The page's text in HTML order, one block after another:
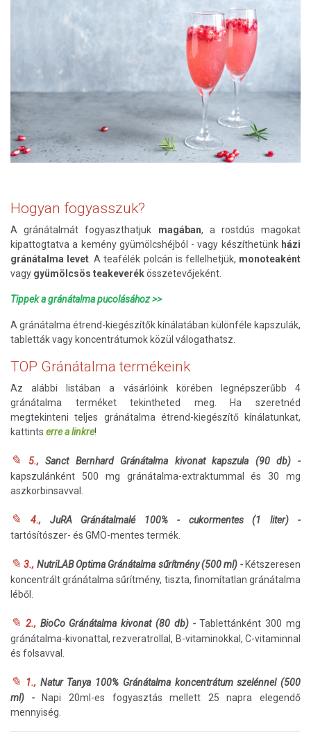
Hogyan fogyasszuk?
A gránátalmát fogyaszthatjuk magában, a rostdús magokat
kipattogtatva a kemény gyümölcshéjból - vagy készíthetünk házi
gránátalma levet. A teafélék polcán is fellelhetjük, monoteaként
vagy gyümölcsös teakeverékösszetevőjeként.
Tippek a gránátalma pucolásához >>
A gránátalma étrend-kiegészítők kínálatában különféle kapszulák,
tabletták vagy koncentrátumok közül válogathatsz.
TOP Gránátalma termékeink
Az alábbi listában a vásárlóink körében legnépszerűbb 4
gránátalma terméket tekintheted meg. Ha szeretnéd
megtekinteni teljes gránátalma étrend-kiegészítő kínálatunkat,
kattints erre a linkre!
✎ 5.,
Sanct Bernhard Gránátalma kivonat kapszula (90 db) -
kapszulánként 500 mg gránátalma-extraktummal és 30 mg
aszkorbinsavval.
✎ 4.,
JuRA Gránátalmalé 100% - cukormentes (1 liter) -
tartósítószer- és GMO-mentes termék.
✎3., NutriLAB Optima Gránátalma sűrítmény (500 ml) -Kétszeresen
koncentrált gránátalma sűrítmény, tiszta, finomítatlan gránátalma
léből.
✎ 2., BioCo Gránátalma kivonat (80 db) -Tablettánként 300 mg
gránátalma-kivonattal, rezveratrollal, B-vitaminokkal, C-vitaminnal
és folsavval.
✎ 1., Natur Tanya 100% Gránátalma koncentrátum szelénnel (500
ml) -Napi 20ml-es fogyasztás mellett 25 napra elegendő
mennyiség.